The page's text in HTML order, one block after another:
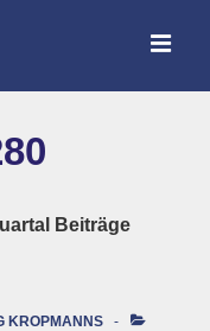
Beiträge
KROPMANNS